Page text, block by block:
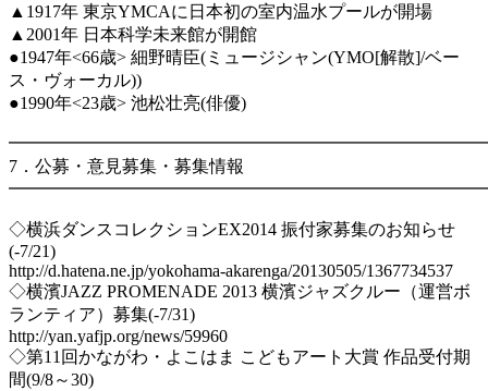
▲1917年 東京YMCAに日本初の室内温水プールが開場
▲2001年 日本科学未来館が開館
●1947年<66歳> 細野晴臣(ミュージシャン(YMO[解散]/ベー
ス・ヴォーカル))
●1990年<23歳> 池松壮亮(俳優)
7．公募・意見募集・募集情報
◇横浜ダンスコレクションEX2014 振付家募集のお知らせ
(-7/21)
http://d.hatena.ne.jp/yokohama-akarenga/20130505/1367734537
◇横濱JAZZ PROMENADE 2013 横濱ジャズクルー（運営ボ
ランティア）募集(-7/31)
http://yan.yafjp.org/news/59960
◇第11回かながわ・よこはま こどもアート大賞 作品受付期
間(9/8～30)